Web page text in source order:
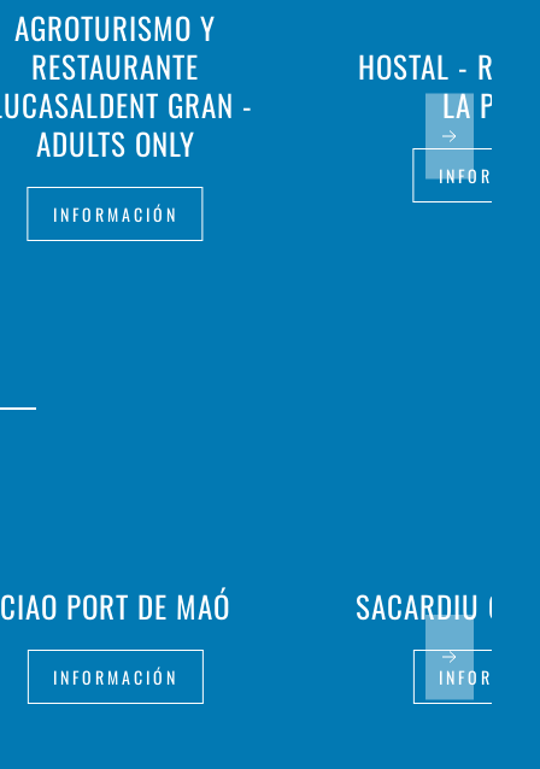
AGROTURISMO Y
RESTAURANTE
GRAN -
ADULTS ONLY
INFORMACIÓN
HOSTAL -
LA
CIAO PORT DE MAÓ
INFORMACIÓN
SACARDIU